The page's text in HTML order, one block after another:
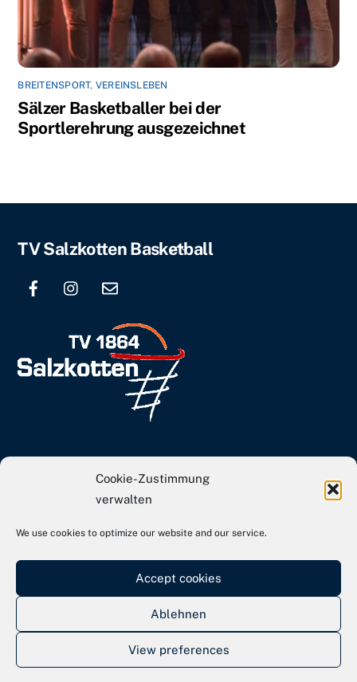
Cookie-Zustimmung
verwalten
We use cookies to optimize our website and our service.
Accept cookies
Ablehnen
View preferences
BREITENSPORT, VEREINSLEBEN
Sälzer Basketballer bei der
Sportlerehrung ausgezeichnet
Back
TV Salzkotten Basketball
info[at]tvs-basketball.de
Webseite TVS Gesamtverein
Kontakt